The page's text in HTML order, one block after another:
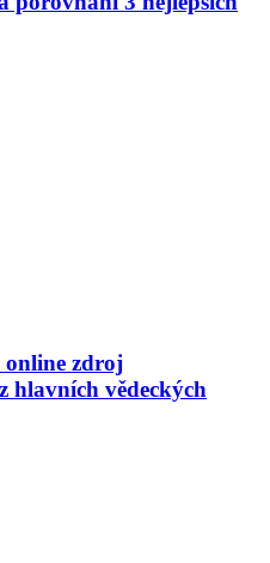
online zdroj
hlavních vědeckých